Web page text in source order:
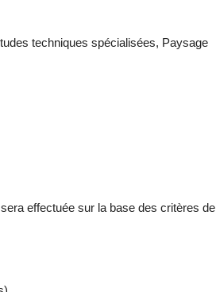
techniques spécialisées, Paysage
effectuée sur la base des critères de